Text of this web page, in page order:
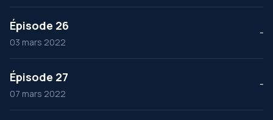
Épisode 26
03 mars 2022
--
Épisode 27
07 mars 2022
--